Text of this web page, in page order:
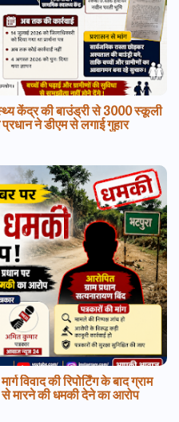
केंद्र की बाउंड्री से 3000 स्कूली
ने डीएम से लगाई गुहार
की रिपोर्टिंग के बाद ग्राम
मारने की धमकी देने का आरोप